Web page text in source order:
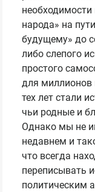
народа» на
будущему» до
либо слепого
простого
для миллионов
тех лет стали
чьи родные и
Однако мы не
недавнем и
что всегда
переписывать
политическим